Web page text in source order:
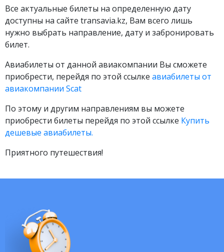
Все актуальные билеты на определенную дату
доступны на сайте transavia.kz, Вам всего лишь
нужно выбрать направление, дату и забронировать
билет.
Авиабилеты от данной авиакомпании Вы сможете
приобрести, перейдя по этой ссылке авиабилеты от
авиакомпании Scat
По этому и другим направлениям вы можете
приобрести билеты перейдя по этой ссылке Купить
дешевые авиабилеты.
Приятного путешествия!